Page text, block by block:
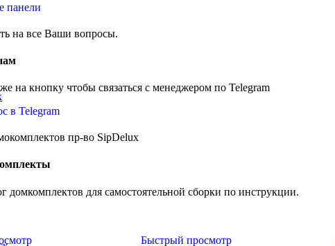
панели
на все Ваши вопросы.
на кнопку чтобы связаться с менеджером по Telegram
в Telegram
пр-во SipDelux
домкомплектов для самостоятельной сборки по инструкции.
Быстрый просмотр